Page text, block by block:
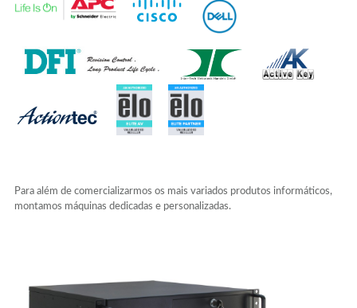
Para além de comercializarmos os mais variados produtos informáticos,
montamos máquinas dedicadas e personalizadas.